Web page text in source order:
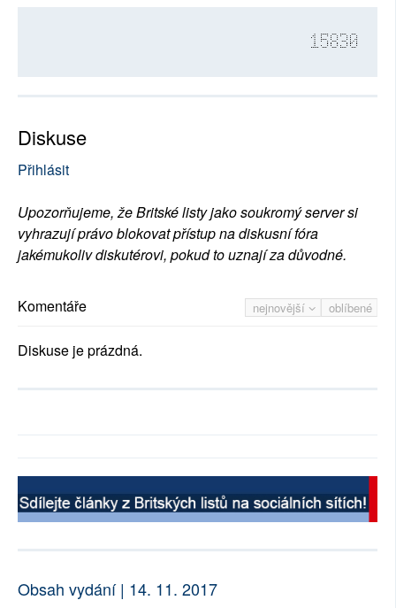
15830
Diskuse
Přihlásit
Upozorňujeme, že Britské listy jako soukromý server si
vyhrazují právo blokovat přístup na diskusní fóra
jakémukoliv diskutérovi, pokud to uznají za důvodné.
nejnovější oblíbené
Komentáře
Diskuse je prázdná.
Obsah vydání | 14. 11. 2017